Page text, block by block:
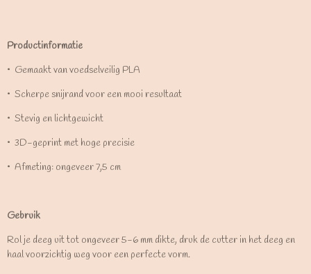
Productinformatie
•⁠ ⁠Gemaakt van voedselveilig PLA
•⁠ ⁠Scherpe snijrand voor een mooi resultaat
•⁠ ⁠Stevig en lichtgewicht
•⁠ ⁠3D-geprint met hoge precisie
•⁠ ⁠Afmeting: ongeveer 7,5 cm
Gebruik
Rol je deeg uit tot ongeveer 5-6 mm dikte, druk de cutter in het deeg en
haal voorzichtig weg voor een perfecte vorm.